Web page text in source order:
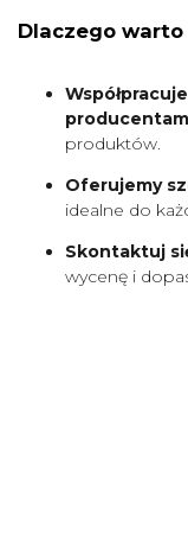
Dlaczego warto
produktów.
Oferujemy
idealne do
Skontaktuj
wycenę i